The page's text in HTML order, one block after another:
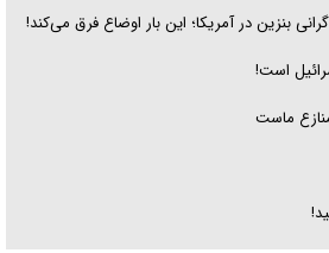
بنزین در آمریکا؛ این بار اوضاع فرق می‌کند!
است!
ماست